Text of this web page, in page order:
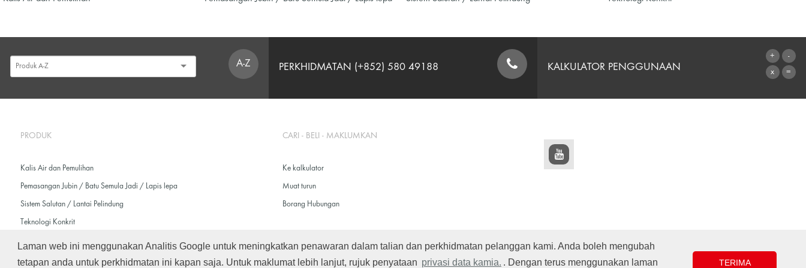
Laman web ini menggunakan Analitis Google untuk meningkatkan penawaran dalam talian dan perkhidmatan pelanggan kami. Anda boleh mengubah
tetapan anda untuk perkhidmatan ini kapan saja. Untuk maklumat lebih lanjut, rujuk penyataan privasi data kamia. . Dengan terus menggunakan laman TERIMA
A-Z PERKHIDMATAN (+852) 580 49188 KALKULATOR PENGGUNAAN
PRODUK
Kalis Air dan Pemulihan
Pemasangan Jubin / Batu Semula Jadi / Lapis lepa
Sistem Salutan / Lantai Pelindung
Teknologi Konkrit
CARI - BELI - MAKLUMKAN
Ke kalkulator
Muat turun
Borang Hubungan